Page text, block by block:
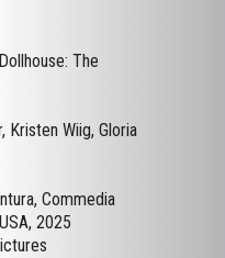
The
Kristen Wiig, Gloria
Commedia
2025